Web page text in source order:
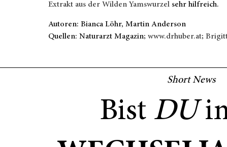
Extrakt aus der Wilden Yamswurzel sehr hilfreich.
Autoren: Bianca Löhr, Martin Anderson
Quellen: Naturarzt Magazin; www.drhuber.at;
Short News
Bist DU